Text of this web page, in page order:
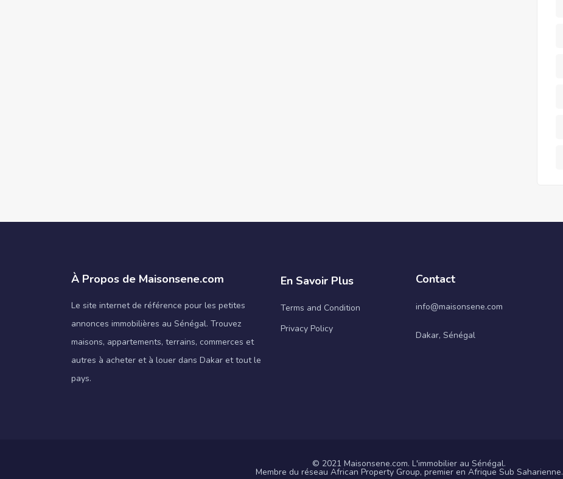
À Propos de Maisonsene.com
Le site internet de référence pour les petites
annonces immobilières au Sénégal. Trouvez
maisons, appartements, terrains, commerces et
autres à acheter et à louer dans Dakar et tout le
pays.
En Savoir Plus
Terms and Condition
Privacy Policy
Contact
info@maisonsene.com
Dakar, Sénégal
© 2021 Maisonsene.com. L'immobilier au Sénégal.
Membre du réseau African Property Group, premier en Afrique Sub Saharienne.